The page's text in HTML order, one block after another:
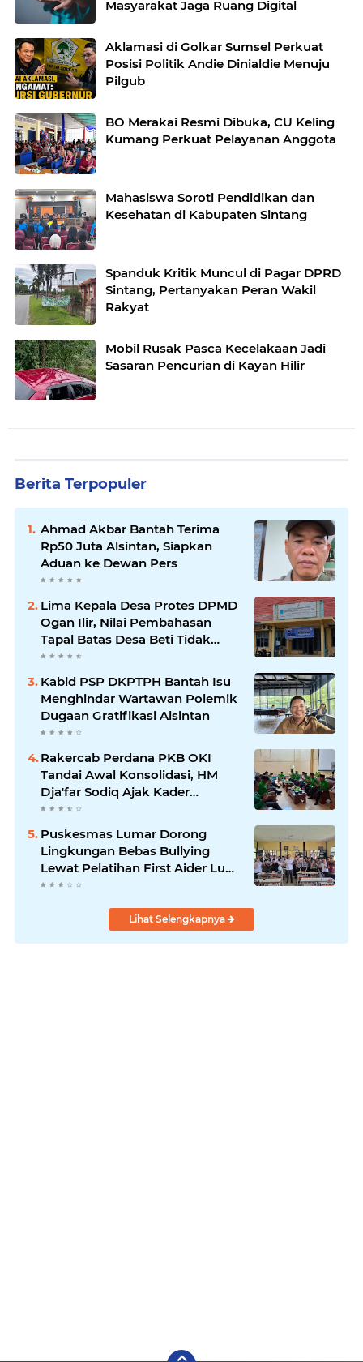
Masyarakat Jaga Ruang Digital
Aklamasi di Golkar Sumsel Perkuat
Posisi Politik Andie Dinialdie Menuju
Pilgub
BO Merakai Resmi Dibuka, CU Keling
Kumang Perkuat Pelayanan Anggota
Mahasiswa Soroti Pendidikan dan
Kesehatan di Kabupaten Sintang
Spanduk Kritik Muncul di Pagar DPRD
Sintang, Pertanyakan Peran Wakil
Rakyat
Mobil Rusak Pasca Kecelakaan Jadi
Sasaran Pencurian di Kayan Hilir
Berita Terpopuler
Ahmad Akbar Bantah Terima
Rp50 Juta Alsintan, Siapkan
Aduan ke Dewan Pers
Lima Kepala Desa Protes DPMD
Ogan Ilir, Nilai Pembahasan
Tapal Batas Desa Beti Tidak
Transparan
Kabid PSP DKPTPH Bantah Isu
Menghindar Wartawan Polemik
Dugaan Gratifikasi Alsintan
Rakercab Perdana PKB OKI
Tandai Awal Konsolidasi, HM
Dja'far Sodiq Ajak Kader
Tinggalkan Dinamika Internal
Puskesmas Lumar Dorong
Lingkungan Bebas Bullying
Lewat Pelatihan First Aider Luka
Psikologis di SMAN 01
Lihat Selengkapnya